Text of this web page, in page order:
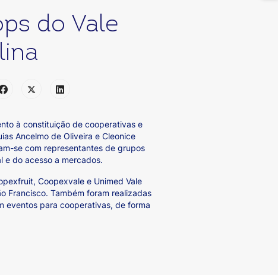
do Vale
à constituição de cooperativas e
Ancelmo de Oliveira e Cleonice
se com representantes de grupos
e do acesso a mercados.
Coopexvale e Unimed Vale
Francisco. Também foram realizadas
eventos para cooperativas, de forma